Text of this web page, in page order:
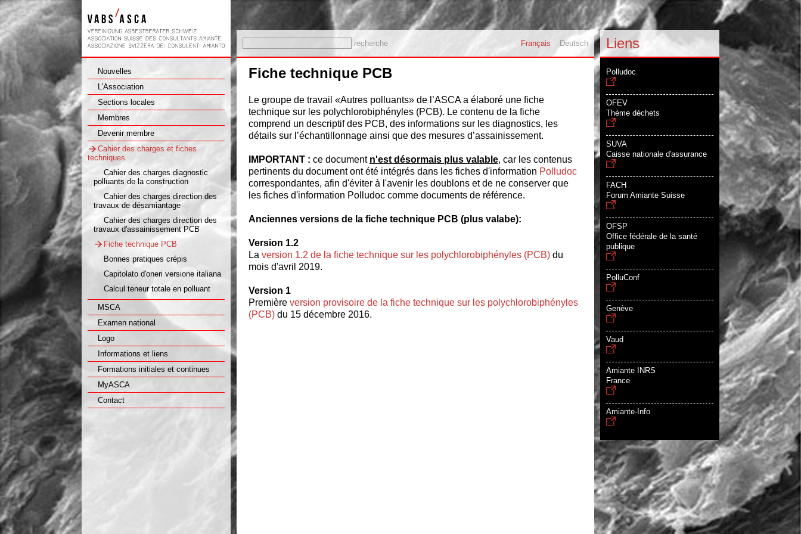
Nouvelles
L'Association
Sections locales
Membres
Devenir membre
Cahier des charges et fiches
techniques
Cahier des charges diagnostic
polluants de la construction
Cahier des charges direction des
travaux de désamiantage
Cahier des charges direction des
travaux d'assainissement PCB
Fiche technique PCB
Bonnes pratiques crépis
Capitolato d'oneri versione italiana
Calcul teneur totale en polluant
MSCA
Examen national
Logo
Informations et liens
Formations initiales et continues
MyASCA
Contact
recherche Français Deutsch
Fiche technique PCB
Le groupe de travail «Autres polluants» de l’ASCA a élaboré une fiche
technique sur les polychlorobiphényles (PCB). Le contenu de la fiche
comprend un descriptif des PCB, des informations sur les diagnostics, les
détails sur l’échantillonnage ainsi que des mesures d’assainissement.
IMPORTANT : ce document n'est désormais plus valable, car les contenus
pertinents du document ont été intégrés dans les fiches d'information Polludoc
correspondantes, afin d'éviter à l'avenir les doublons et de ne conserver que
les fiches d'information Polludoc comme documents de référence.
Anciennes versions de la fiche technique PCB (plus valabe):
Version 1.2
La version 1.2 de la fiche technique sur les polychlorobiphényles (PCB) du
mois d'avril 2019.
Version 1
Première version provisoire de la fiche technique sur les polychlorobiphényles
(PCB) du 15 décembre 2016.
Liens
Polludoc
OFEV
Thème déchets
SUVA
Caisse nationale d'assurance
FACH
Forum Amiante Suisse
OFSP
Office fédérale de la santé
publique
PolluConf
Genève
Vaud
Amiante INRS
France
Amiante-Info